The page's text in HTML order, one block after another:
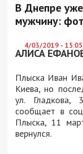
В Днепре
мужчину:
4/03/2019 - 15:05
АЛИСА
Плыска Иван
Киева, но
ул. Гладкова,
сообщает в
Плыска, 11
вернулся.